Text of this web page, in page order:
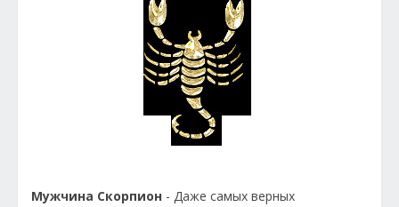
Мужчина Скорпион - Даже самых верных